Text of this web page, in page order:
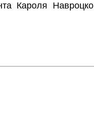
Кароля